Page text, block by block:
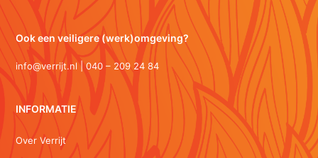
Ook een veiligere (werk)omgeving?
info@verrijt.nl | 040 – 209 24 84
INFORMATIE
Over Verrijt